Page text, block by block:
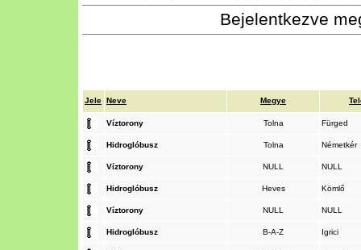
Bejelentkezve
Jele Neve Megye
Víztorony Tolna Fürged
Hidroglóbusz Tolna Németkér
Víztorony NULL NULL
Hidroglóbusz Heves Kömlő
Víztorony NULL NULL
Hidroglóbusz B-A-Z Igrici